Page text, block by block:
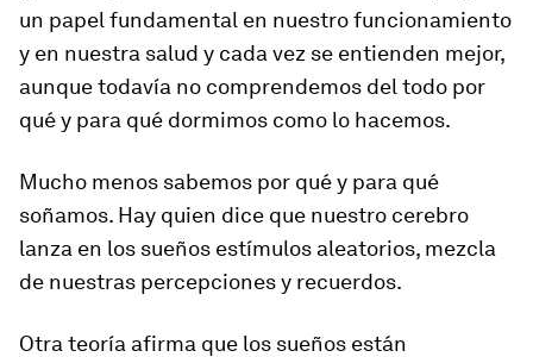
un papel fundamental en nuestro funcionamiento
y en nuestra salud y cada vez se entienden mejor,
aunque todavía no comprendemos del todo por
qué y para qué dormimos como lo hacemos.
Mucho menos sabemos por qué y para qué
soñamos. Hay quien dice que nuestro cerebro
lanza en los sueños estímulos aleatorios, mezcla
de nuestras percepciones y recuerdos.
Otra teoría afirma que los sueños están